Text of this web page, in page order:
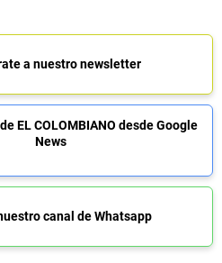
a nuestro newsletter
EL COLOMBIANO desde Google
News
canal de Whatsapp